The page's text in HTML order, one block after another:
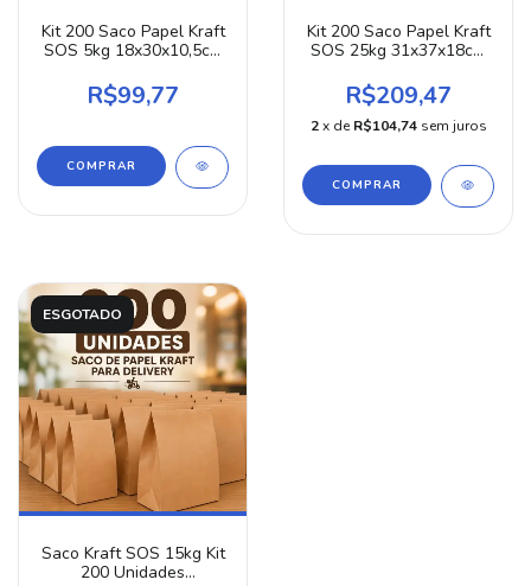
Kit 200 Saco Papel Kraft
SOS 5kg 18x30x10,5cm
Hambúrguer Lanche
Ifood Embalagem
R$99,77
Kit 200 Saco Papel Kraft
SOS 25kg 31x37x18cm
Reforçado Ideal Para
Combos Grandes Ifood
Hamburgueria
R$209,47
2 x de R$104,74 sem juros
ESGOTADO
Saco Kraft SOS 15kg Kit
200 Unidades